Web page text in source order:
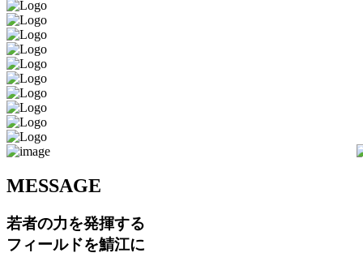
MESSAGE
若者の力を発揮する
フィールドを鯖江に